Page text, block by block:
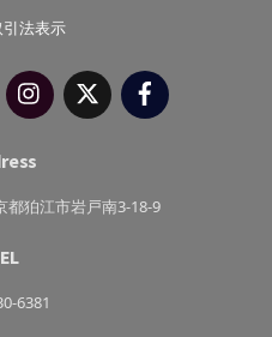
法表示
べ InstagramX（旧
Twitter）
都狛江市岩戸南3-18-9
6381